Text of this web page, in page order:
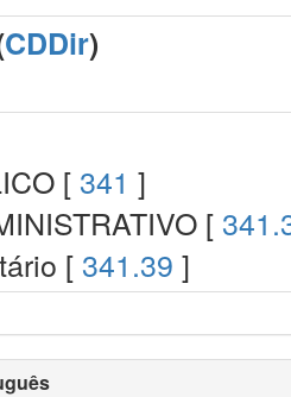
CDDir)
[ 341 ]
[
[ 341.39 ]